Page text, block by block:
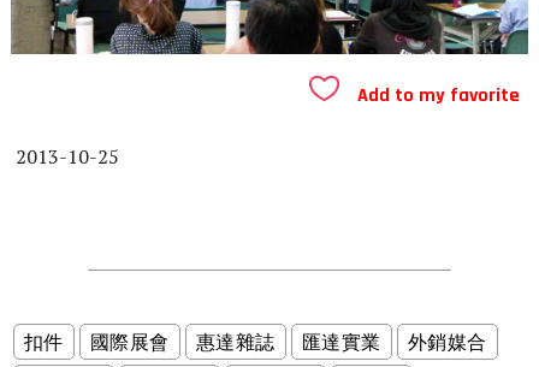
Add to my favorite
2013-10-25
扣件 國際展會 惠達雜誌 匯達實業
外銷媒合